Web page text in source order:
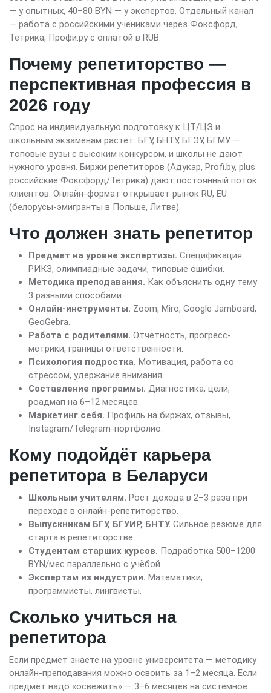
— у опытных, 40–80 BYN — у экспертов. Отдельный канал
— работа с российскими учениками через Фоксфорд,
Тетрика, Профи.ру с оплатой в RUB.
Почему репетиторство —
перспективная профессия в
2026 году
Спрос на индивидуальную подготовку к ЦТ/ЦЭ и
школьным экзаменам растёт: БГУ, БНТУ, БГЭУ, БГМУ —
топовые вузы с высоким конкурсом, и школы не дают
нужного уровня. Биржи репетиторов (Адукар, Profi.by, plus
российские Фоксфорд/Тетрика) дают постоянный поток
клиентов. Онлайн-формат открывает рынок RU, EU
(белорусы-эмигранты в Польше, Литве).
Что должен знать репетитор
Предмет на уровне экспертизы. Спецификация
РИКЗ, олимпиадные задачи, типовые ошибки.
Методика преподавания. Как объяснить одну тему
3 разными способами.
Онлайн-инструменты. Zoom, Miro, Google Jamboard,
GeoGebra.
Работа с родителями. Отчётность, прогресс-
метрики, границы ответственности.
Психология подростка. Мотивация, работа со
стрессом, удержание внимания.
Составление программы. Диагностика, цели,
роадмап на 6–12 месяцев.
Маркетинг себя. Профиль на биржах, отзывы,
Instagram/Telegram-портфолио.
Кому подойдёт карьера
репетитора в Беларуси
Школьным учителям. Рост дохода в 2–3 раза при
переходе в онлайн-репетиторство.
Выпускникам БГУ, БГУИР, БНТУ. Сильное резюме для
старта в репетиторстве.
Студентам старших курсов. Подработка 500–1200
BYN/мес параллельно с учёбой.
Экспертам из индустрии. Математики,
программисты, лингвисты.
Сколько учиться на
репетитора
Если предмет знаете на уровне университета — методику
онлайн-преподавания можно освоить за 1–2 месяца. Если
предмет надо «освежить» — 3–6 месяцев на системное